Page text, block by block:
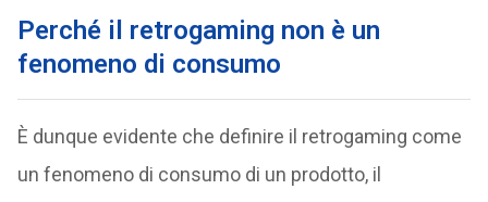
Perché il retrogaming non è un
fenomeno di consumo
È dunque evidente che definire il retrogaming come
un fenomeno di consumo di un prodotto, il